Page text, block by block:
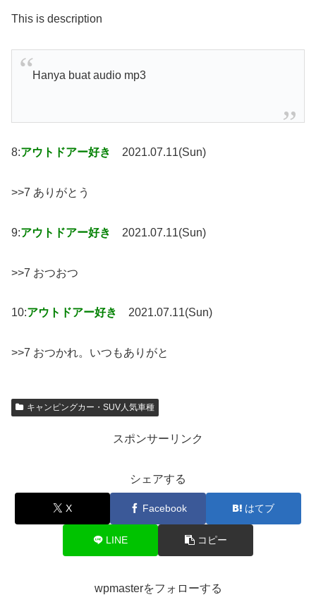
This is description
Hanya buat audio mp3
8:アウトドアー好き 2021.07.11(Sun)
>>7 ありがとう
9:アウトドアー好き 2021.07.11(Sun)
>>7 おつおつ
10:アウトドアー好き 2021.07.11(Sun)
>>7 おつかれ。いつもありがと
キャンピングカー・SUV人気車種
スポンサーリンク
シェアする
X Facebook はてブ
LINE コピー
wpmasterをフォローする